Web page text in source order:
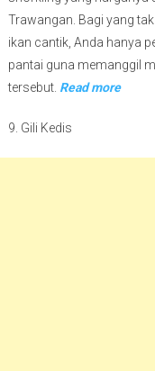
Trawangan. Bagi yang
ikan cantik, Anda hanya
pantai guna memanggil
tersebut. Read more
9. Gili Kedis